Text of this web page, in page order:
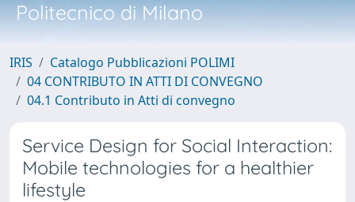
Politecnico di Milano
IRIS
Catalogo Pubblicazioni POLIMI
04 CONTRIBUTO IN ATTI DI CONVEGNO
04.1 Contributo in Atti di convegno
Service Design for Social Interaction:
Mobile technologies for a healthier
lifestyle